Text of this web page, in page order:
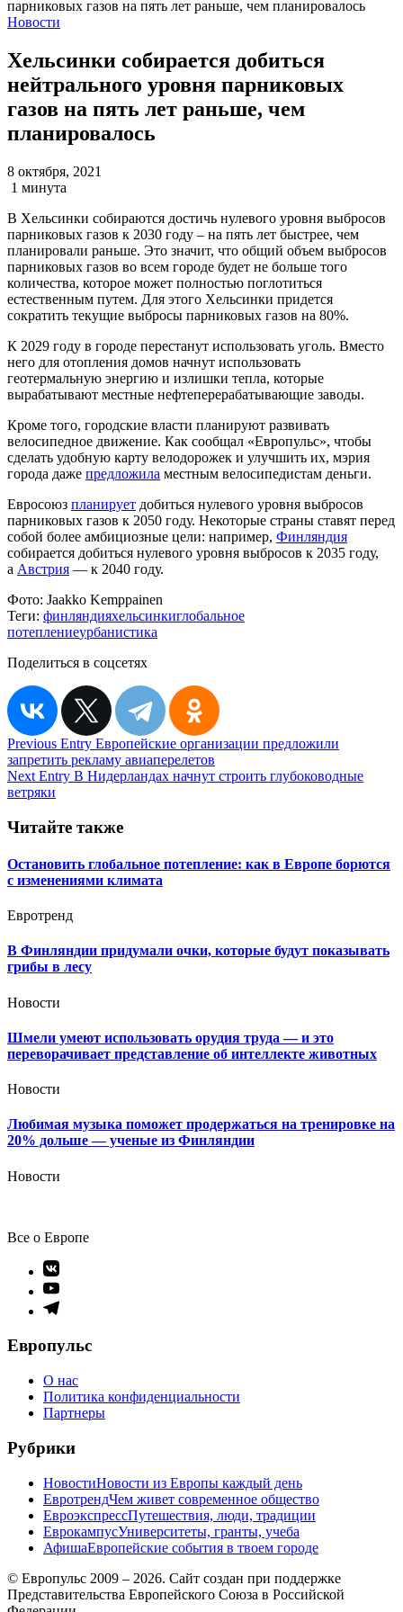
Новости
Хельсинки собирается добиться
нейтрального уровня парниковых
газов на пять лет раньше, чем
планировалось
8 октября, 2021
1 минута
В Хельсинки собираются достичь нулевого уровня выбросов
парниковых газов к 2030 году – на пять лет быстрее, чем
планировали раньше. Это значит, что общий объем выбросов
парниковых газов во всем городе будет не больше того
количества, которое может полностью поглотиться
естественным путем. Для этого Хельсинки придется
сократить текущие выбросы парниковых газов на 80%.
К 2029 году в городе перестанут использовать уголь. Вместо
него для отопления домов начнут использовать
геотермальную энергию и излишки тепла, которые
вырабатывают местные нефтеперерабатывающие заводы.
Кроме того, городские власти планируют развивать
велосипедное движение. Как сообщал «Европульс», чтобы
сделать удобную карту велодорожек и улучшить их, мэрия
города даже предложила местным велосипедистам деньги.
Евросоюз планирует добиться нулевого уровня выбросов
парниковых газов к 2050 году. Некоторые страны ставят перед
собой более амбициозные цели: например, Финляндия
собирается добиться нулевого уровня выбросов к 2035 году,
а Австрия — к 2040 году.
Фото: Jaakko Kemppainen
Теги: финляндияхельсинкиглобальное
потеплениеурбанистика
Поделиться в соцсетях
Навигация
по
записям
Previous Entry Европейские организации предложили
запретить рекламу авиаперелетов
Next Entry В Нидерландах начнут строить глубоководные
ветряки
Читайте также
Остановить глобальное потепление: как в Европе борются
с изменениями климата
Евротренд
В Финляндии придумали очки, которые будут показывать
грибы в лесу
Новости
Шмели умеют использовать орудия труда — и это
переворачивает представление об интеллекте животных
Новости
Любимая музыка поможет продержаться на тренировке на
20% дольше — ученые из Финляндии
Новости
Все о Европе
Элемент
меню
Элемент
меню
Элемент
Европульс
О нас
Политика конфиденциальности
Партнеры
Рубрики
НовостиНовости из Европы каждый день
ЕвротрендЧем живет современное общество
ЕвроэкспрессПутешествия, люди, традиции
ЕврокампусУниверситеты, гранты, учеба
АфишаЕвропейские события в твоем городе
© Европульс 2009 – 2026. Сайт создан при поддержке
Представительства Европейского Союза в Российской